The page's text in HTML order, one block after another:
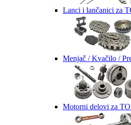
Lanci i lančanici za
Menjač / Kvačilo /
Motorni delovi za